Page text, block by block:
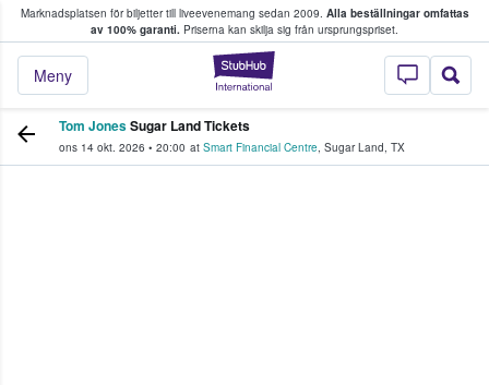
Marknadsplatsen för biljetter till liveevenemang sedan 2009. Alla beställningar omfattas
av 100% garanti. Priserna kan skilja sig från ursprungspriset.
StubHub – där
Meny
köper och säljer biljetter.
Tom JonesSugar Land Tickets
ons 14 okt. 2026 • 20:00 at Smart Financial Centre, Sugar Land, TX